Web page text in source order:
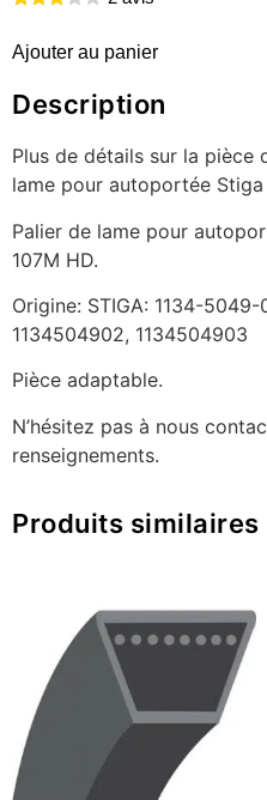
Ajouter au panier
Description
Plus de détails sur la pièce
lame pour autoportée
Palier de lame pour
107M HD.
Origine: STIGA: 1134-
1134504902, 1134504903
Pièce adaptable.
N’hésitez pas à nous
renseignements.
Produits similaires